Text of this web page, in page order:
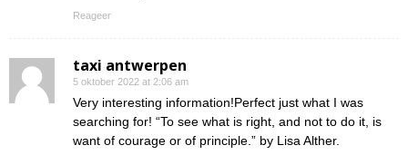
Reageer
taxi antwerpen
5 oktober 2022 at 2:06 am
Very interesting information!Perfect just what I was
searching for! “To see what is right, and not to do it, is
want of courage or of principle.” by Lisa Alther.